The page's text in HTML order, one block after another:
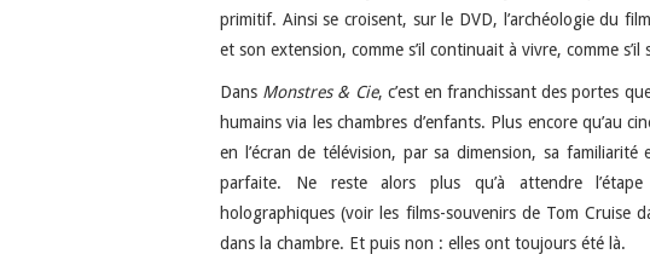
primitif. Ainsi se croisent, sur le DVD, l’archéologie du
et son extension, comme s’il continuait à vivre, comme
Dans Monstres & Cie, c’est en franchissant des portes
humains via les chambres d’enfants. Plus encore qu’au
en l’écran de télévision, par sa dimension, sa
parfaite. Ne reste alors plus qu’à attendre
holographiques (voir les films-souvenirs de Tom Cruise
dans la chambre. Et puis non : elles ont toujours été là.